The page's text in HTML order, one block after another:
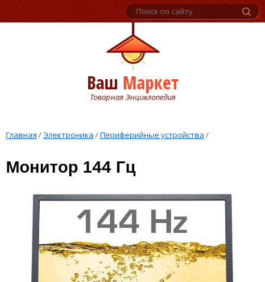
Ваш Маркет
Товарная Энциклопедия
Главная /Электроника /Периферийные устройства /
Монитор 144 Гц